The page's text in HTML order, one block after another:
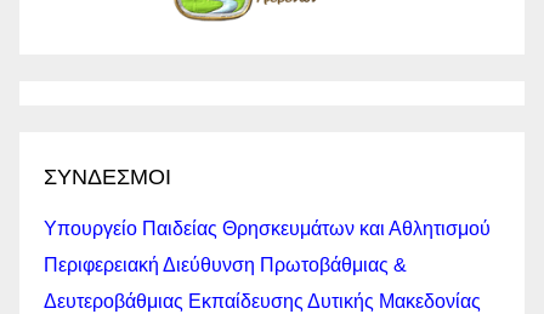
ΣΥΝΔΕΣΜΟΙ
Υπουργείο Παιδείας Θρησκευμάτων και Αθλητισμού
Περιφερειακή Διεύθυνση Πρωτοβάθμιας &
Δευτεροβάθμιας Εκπαίδευσης Δυτικής Μακεδονίας